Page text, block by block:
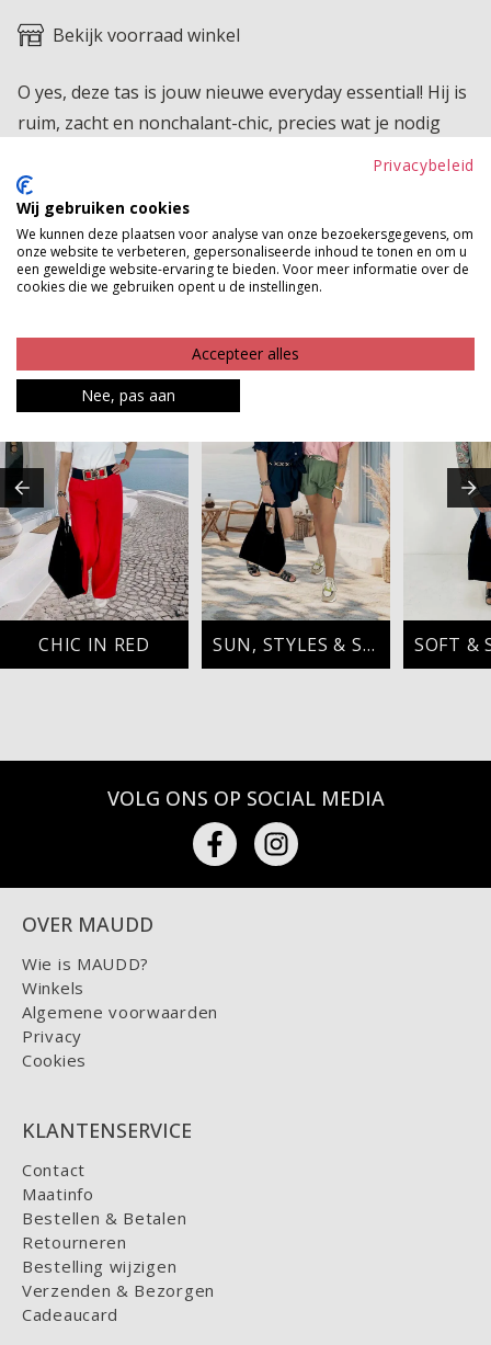
Bekijk voorraad winkel
O yes, deze tas is jouw nieuwe everyday essential! Hij is
ruim, zacht en nonchalant-chic, precies wat je nodig
casual over je schouder of swing 'm lekker mee tijdens
een dagje shoppen.
Betaalinformatie
CHIC IN RED SUN, STYLES & SMILES
VOLG ONS OP SOCIAL MEDIA
OVER MAUDD
Wie is MAUDD?
Winkels
Algemene voorwaarden
Privacy
Cookies
KLANTENSERVICE
Contact
Maatinfo
Bestellen & Betalen
Retourneren
Bestelling wijzigen
Verzenden & Bezorgen
Cadeaucard
Privacybeleid
Wij gebruiken cookies
We kunnen deze plaatsen voor analyse van onze bezoekersgegevens, om
onze website te verbeteren, gepersonaliseerde inhoud te tonen en om u
een geweldige website-ervaring te bieden. Voor meer informatie over de
cookies die we gebruiken opent u de instellingen.
Accepteer alles
Nee, pas aan